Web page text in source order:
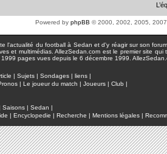
Powered by phpBB © 2000, 2002, 2005,
l'actualité du football à Sedan et d'y réagir sur son
et multimédias. AllezSedan.com est le premier site
pages vues depuis le 6 décembre 1999.
| Sujets | Sondages | liens |
| Le joueur du match | Joueurs | Club |
Saisons | Sedan |
| Encyclopedie | Recherche | Mentions légales |